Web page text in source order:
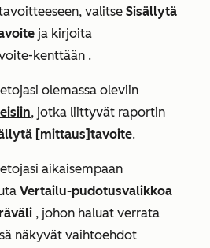
valitse Sisällytä
ja kirjoita
kenttään .
olemassa oleviin
, jotka liittyvät raportin
[mittaus]tavoite.
aikaisempaan
Vertailu-pudotusvalikkoa
, johon haluat verrata
näkyvät vaihtoehdot